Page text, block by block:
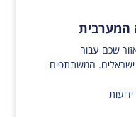
המערבית
שכם עבור
המשתתפים
בהם כאן 11, ערוצי 12 ו- 13, ידיעות